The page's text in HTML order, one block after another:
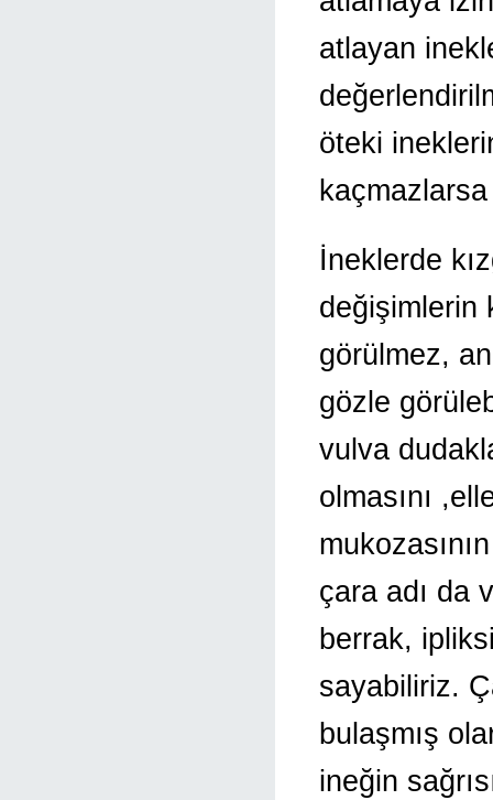
atlayan
öteki
kaçmazlarsa
İneklerde
değişimlerin
görülmez,
gözle
vulva
olmasını
çara adı da
berrak,
sayabiliriz.
bulaşmış
ineğin